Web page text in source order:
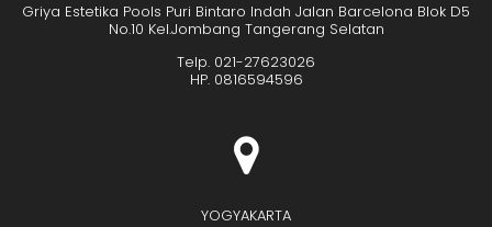
Griya Estetika Pools Puri Bintaro Indah Jalan Barcelona Blok D5
No.10 Kel.Jombang Tangerang Selatan
Telp. 021-27623026
HP. 0816594596
YOGYAKARTA